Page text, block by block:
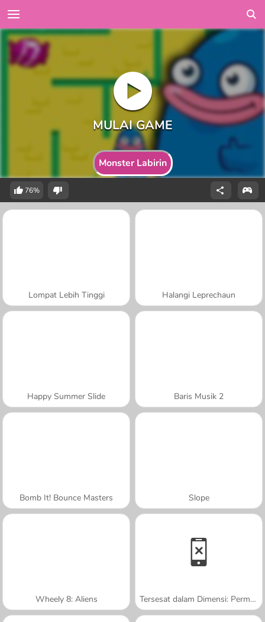
Monster Labirin
76%
Lompat Lebih Tinggi Halangi Leprechaun
Happy Summer Slide Baris Musik 2
Bomb It! Bounce Masters Slope
Wheely 8: Aliens Tersesat dalam Dimensi: Permulaan